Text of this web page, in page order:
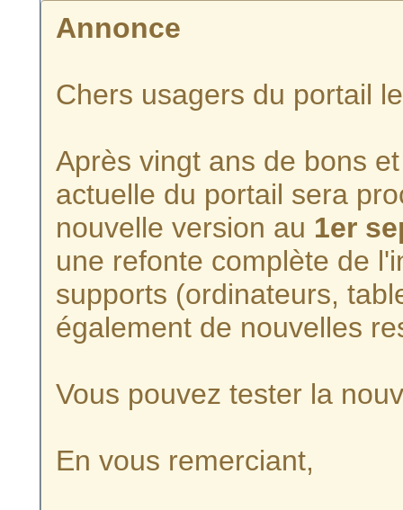
Annonce
Chers usagers du portail
Après vingt ans de bons
actuelle du portail sera
nouvelle version au 1er
une refonte complète de
supports (ordinateurs,
également de nouvelles
Vous pouvez tester la
En vous remerciant,